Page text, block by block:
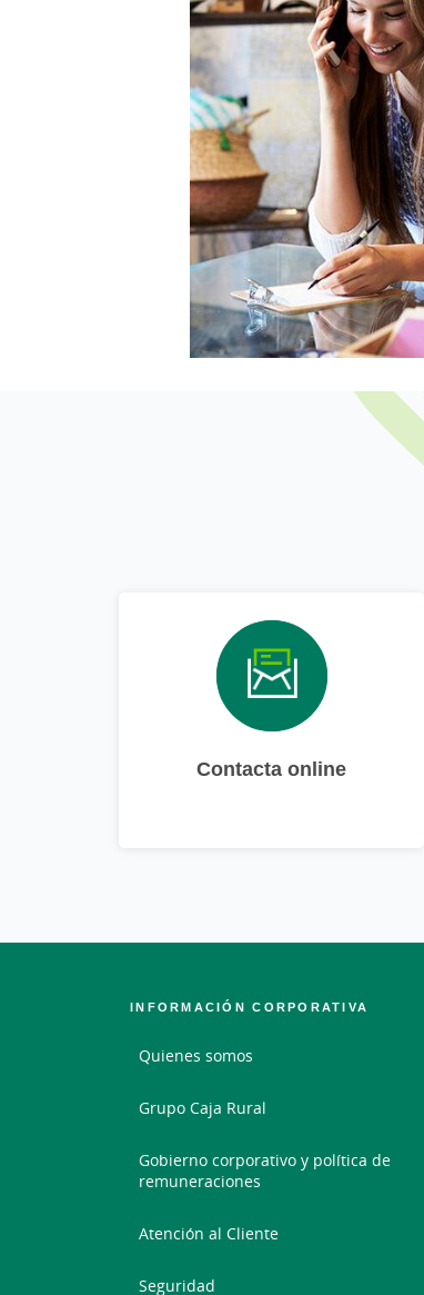
Contacta online
INFORMACIÓN CORPORATIVA
Quienes somos
Grupo Caja Rural
Gobierno corporativo y política de
remuneraciones
Atención al Cliente
Seguridad